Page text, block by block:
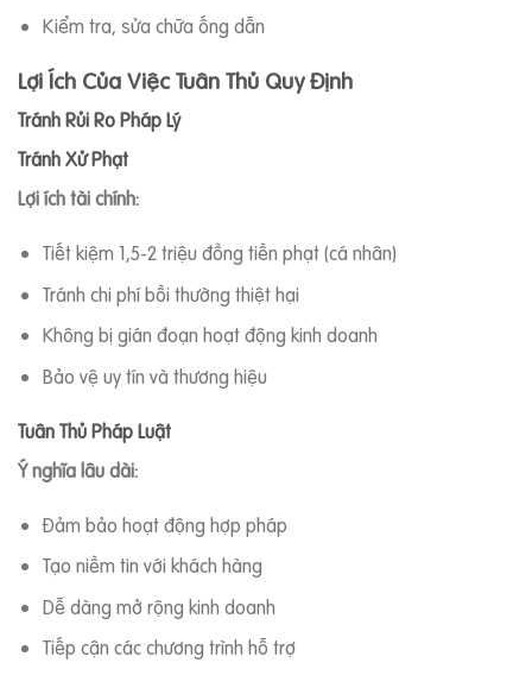
Kiểm tra, sửa chữa ống dẫn
Lợi Ích Của Việc Tuân Thủ Quy Định
Tránh Rủi Ro Pháp Lý
Tránh Xử Phạt
Lợi ích tài chính:
Tiết kiệm 1,5-2 triệu đồng tiền phạt (cá nhân)
Tránh chi phí bồi thường thiệt hại
Không bị gián đoạn hoạt động kinh doanh
Bảo vệ uy tín và thương hiệu
Tuân Thủ Pháp Luật
Ý nghĩa lâu dài:
Đảm bảo hoạt động hợp pháp
Tạo niềm tin với khách hàng
Dễ dàng mở rộng kinh doanh
Tiếp cận các chương trình hỗ trợ